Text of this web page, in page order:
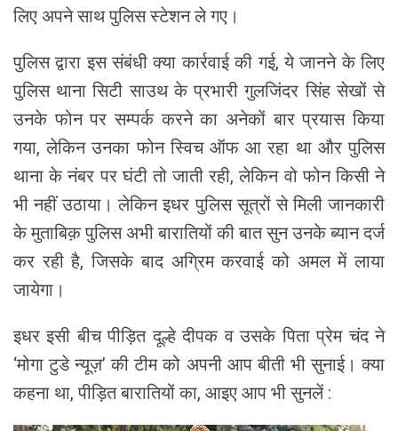
लिए अपने साथ पुलिस स्टेशन ले गए।
पुलिस द्वारा इस संबंधी क्या कार्रवाई की गई, ये जानने के लिए
पुलिस थाना सिटी साउथ के प्रभारी गुलजिंदर सिंह सेखों से
उनके फोन पर सम्पर्क करने का अनेकों बार प्रयास किया
गया, लेकिन उनका फोन स्विच ऑफ आ रहा था और पुलिस
थाना के नंबर पर घंटी तो जाती रही, लेकिन वो फोन किसी ने
भी नहीं उठाया। लेकिन इधर पुलिस सूत्रों से मिली जानकारी
के मुताबिक़ पुलिस अभी बारातियों की बात सुन उनके ब्यान दर्ज
कर रही है, जिसके बाद अग्रिम करवाई को अमल में लाया
जायेगा।
इधर इसी बीच पीड़ित दूल्हे दीपक व उसके पिता प्रेम चंद ने
‘मोगा टुडे न्यूज़’ की टीम को अपनी आप बीती भी सुनाई। क्या
कहना था, पीड़ित बारातियों का, आइए आप भी सुनलें :